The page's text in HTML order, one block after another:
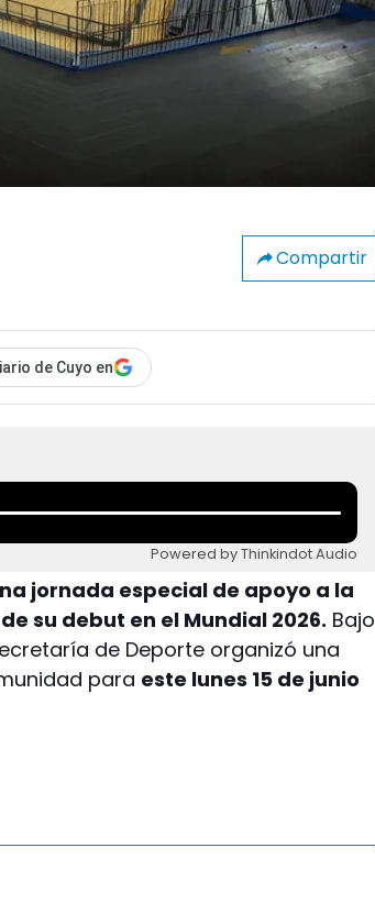
Compartir
de Cuyo en
Powered by Thinkindot Audio
jornada especial de apoyo a la
su debut en el Mundial 2026. Bajo
de Deporte organizó una
para este lunes 15 de junio